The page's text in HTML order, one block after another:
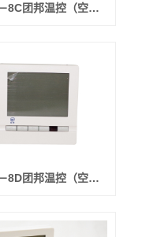
WSK－8C团邦温控（空调房间用）带背光蓝屏 （7根线的）
WSK－8D团邦温控（空调房间用）带背光蓝屏 （7根线的）